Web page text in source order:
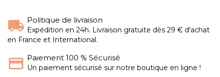
Politique de livraison
Expédition en 24h. Livraison gratuite dès 29 € d'achat
en France et International.
Paiement 100 % Sécurisé
Un paiement sécurisé sur notre boutique en ligne !